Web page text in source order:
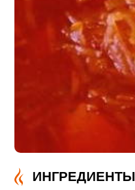
ИНГРЕДИЕНТЫ